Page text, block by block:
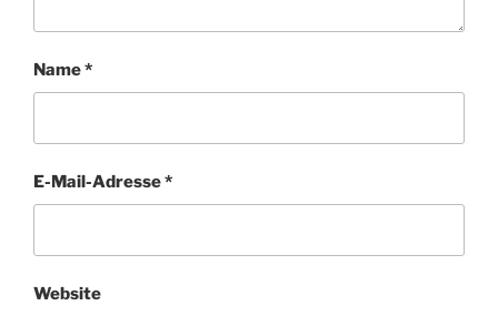
Name*
E-Mail-Adresse*
Website